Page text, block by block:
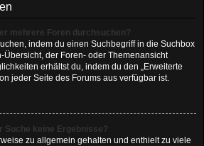
mehrere Foren durchsuchen?
indem du einen Suchbegriff in die Suchbox
der Foren- oder Themenansicht
erhältst du, indem du den „Erweiterte
jeder Seite des Forums aus verfügbar ist.
Suche keine Ergebnisse?
zu allgemein gehalten und enthielt zu viele